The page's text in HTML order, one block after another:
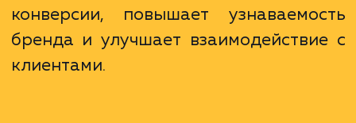
Качественно разработанная